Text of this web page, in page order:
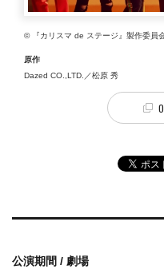
© 『カリスマ de ステージ』製作委員
原作
Dazed CO.,LTD.／松原 秀
公演期間 / 劇場